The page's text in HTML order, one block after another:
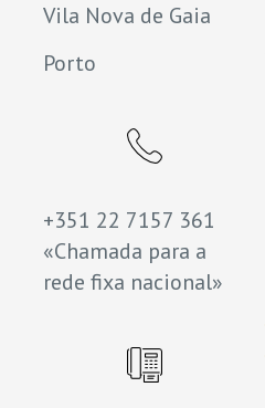
Vila Nova de Gaia
Porto
+351 22 7157 361
«Chamada para a
rede fixa nacional»